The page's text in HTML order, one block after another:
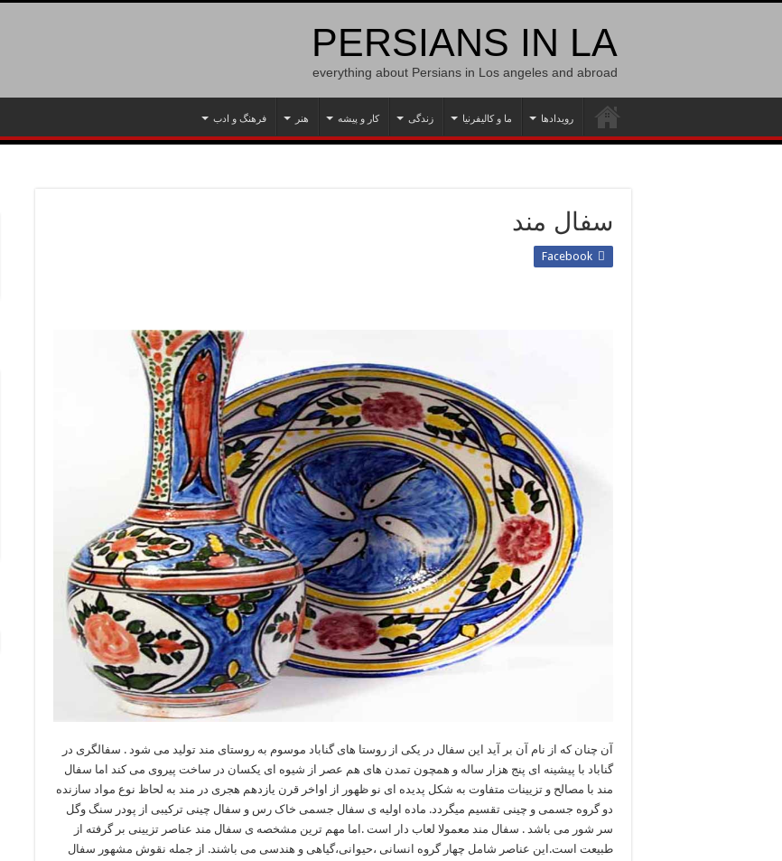
PERSIANS IN LA
everything about Persians in Los angeles and abroad
رویدادها ما و کالیفرنیا زندگی کار و پیشه هنر فرهنگ و ادب
سفال مند
Facebook
آن چنان که از نام آن بر آید این سفال در یکی از روستا های گناباد موسوم به روستای مند تولید می شود . سفالگری در
گناباد با پیشینه ای پنج هزار ساله و همچون تمدن های هم عصر از شیوه ای یکسان در ساخت پیروی می کند اما سفال
مند با مصالح و تزیینات متفاوت به شکل پدیده ای نو ظهور از اواخر قرن یازدهم هجری در مند به لحاظ نوع مواد سازنده
دو گروه جسمی و چینی تقسیم میگردد. ماده اولیه ی سفال جسمی خاک رس و سفال چینی ترکیبی از پودر سنگ وگل
سر شور می باشد . سفال مند معمولا لعاب دار است .اما مهم ترین مشخصه ی سفال مند عناصر تزیینی بر گرفته از
طبیعت است.این عناصر شامل چهار گروه انسانی ،حیوانی،گیاهی و هندسی می باشند. از جمله نقوش مشهور سفال